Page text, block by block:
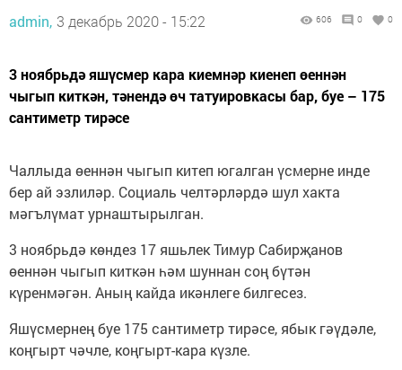
admin, 3 декабрь 2020 - 15:22 606 0 0
3 ноябрьдә яшүсмер кара киемнәр киенеп өеннән
чыгып киткән, тәнендә өч татуировкасы бар, буе – 175
сантиметр тирәсе
Чаллыда өеннән чыгып китеп югалган үсмерне инде
бер ай эзлиләр. Социаль челтәрләрдә шул хакта
мәгълүмат урнаштырылган.
3 ноябрьдә көндез 17 яшьлек Тимур Сабирҗанов
өеннән чыгып киткән һәм шуннан соң бүтән
күренмәгән. Аның кайда икәнлеге билгесез.
Яшүсмернең буе 175 сантиметр тирәсе, ябык гәүдәле,
коңгырт чәчле, коңгырт-кара күзле.